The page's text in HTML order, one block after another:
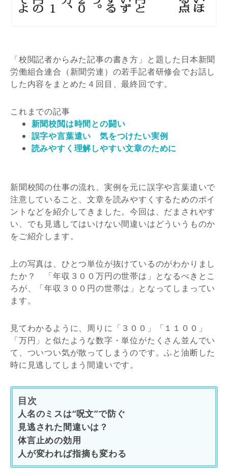
「校閲記者からみた記事の書き方」と題した日本新聞
労働組合連合（新聞労連）の若手記者研修会でお話し
した内容をまとめた４回目、最終回です。
これまでの記事
新聞校閲は時間との闘い
誤字や言葉遣い 気をつけたい実例
読みやすく理解しやすい文章のために
新聞校閲の仕事の流れ、実例を元に誤字や言葉遣いで
注意していること、文章を読みやすくするためのポイ
ントなどを紹介してきました。今回は、だまされやす
い、でも見逃してはいけない間違いはどういうものか
をご紹介します。
上の写真は、ひとつ単位が抜けているのがわかりまし
たか？ 「年収３００万円の世帯は」となるべきとこ
ろが、「年収３００円の世帯は」となってしまってい
ます。
見てわかるように、周りに「３００」「１１００」
「万円」と似たような数字・単位がたくさん並んでい
て、ついつい気が散ってしまうのです。ふと油断した
時に見逃してしまう間違いです。
目次
人名のミスは“呪文”で防ぐ
見逃された間違いは？
体言止めの効用
人が変われば指摘も変わる